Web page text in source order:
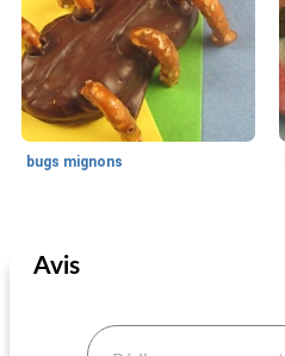
bugs mignons
Avis